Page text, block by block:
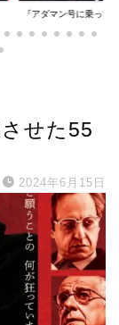
『アダマン号に乗って
せた55
2024年6月15日